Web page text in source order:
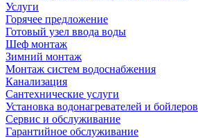
Услуги
Горячее предложение
Готовый узел ввода воды
Шеф монтаж
Зимний монтаж
Монтаж систем водоснабжения
Канализация
Сантехнические услуги
Установка водонагревателей и бойлеров
Сервис и обслуживание
Гарантийное обслуживание